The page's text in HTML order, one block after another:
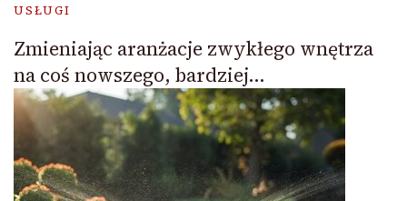
USŁUGI
Zmieniając aranżacje zwykłego wnętrza
na coś nowszego, bardziej…